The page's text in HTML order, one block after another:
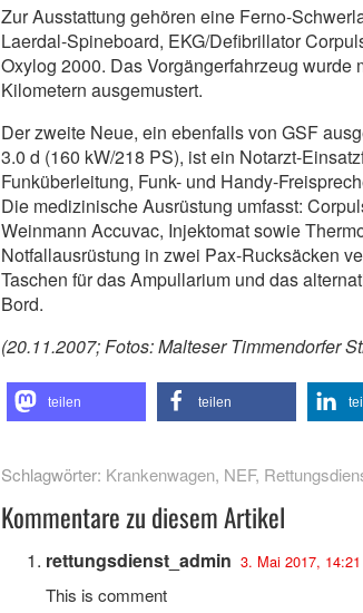
Zur Ausstattung gehören eine Ferno-
Laerdal-Spineboard, EKG/Defibrillator
Oxylog 2000. Das Vorgängerfahrzeug wurde
Kilometern ausgemustert.
Der zweite Neue, ein ebenfalls von GSF
3.0 d (160 kW/218 PS), ist ein Notarzt-
Funküberleitung, Funk- und Handy-
Die medizinische Ausrüstung umfasst:
Weinmann Accuvac, Injektomat sowie
Notfallausrüstung in zwei Pax-Rucksäcken
Taschen für das Ampullarium und das
Bord.
(20.11.2007; Fotos: Malteser Timmendorfer
teilen teilen
Schlagwörter: Krankenwagen, NEF,
Kommentare zu diesem Artikel
rettungsdienst_admin 3. Mai 2017, 14:21
This is comment